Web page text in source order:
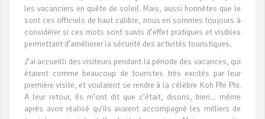
les vacanciers en quête de soleil. Mais, aussi honnêtes que le
sont ces officiels de haut calibre, nous en sommes toujours à
considérer si ces mots sont suivis d’effet pratiques et visibles
permettant d’améliorer la sécurité des activités touristiques.
J’ai accueilli des visiteurs pendant la période des vacances, qui
étaient comme beaucoup de touristes très excités par leur
première visite, et voulaient se rendre à la célèbre Koh Phi Phi.
A leur retour, ils m’ont dit que c’était, disons, bien… même
après avoir réalisé qu’ils avaient accompagné les milliers de